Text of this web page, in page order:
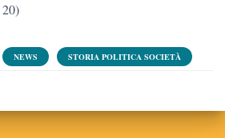
NEWS STORIA POLITICA SOCIETÀ